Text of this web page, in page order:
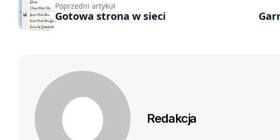
Poprzedni artykuł
Gotowa strona w sieci
Redakcja